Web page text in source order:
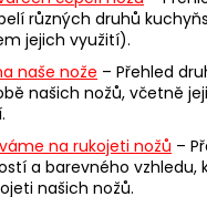
í
p
r
v
y
v
různých druhů
jejich využití).
naše nože – Přehled
našich nožů, včetně
na rukojeti nožů –
a barevného vzhledu,
našich nožů.